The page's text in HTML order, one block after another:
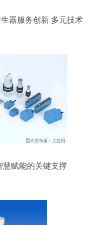
器服务创新 多元技术
慧赋能的关键支撑